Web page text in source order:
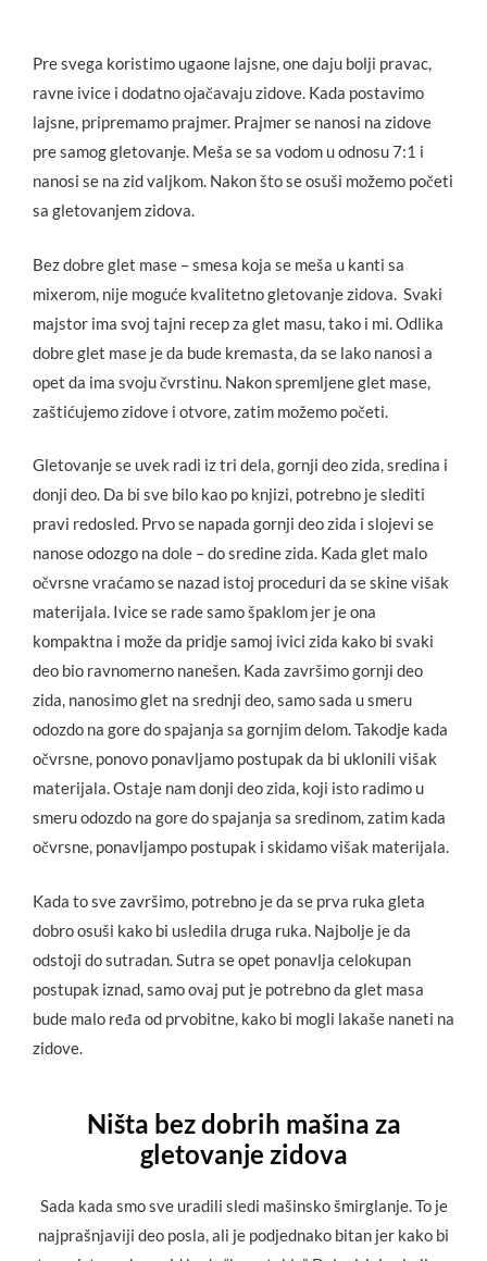
Pre svega koristimo ugaone lajsne, one daju bolji pravac,
ravne ivice i dodatno ojačavaju zidove. Kada postavimo
lajsne, pripremamo prajmer. Prajmer se nanosi na zidove
pre samog gletovanje. Meša se sa vodom u odnosu 7:1 i
nanosi se na zid valjkom. Nakon što se osuši možemo početi
sa gletovanjem zidova.
Bez dobre glet mase – smesa koja se meša u kanti sa
mixerom, nije moguće kvalitetno gletovanje zidova. Svaki
majstor ima svoj tajni recep za glet masu, tako i mi. Odlika
dobre glet mase je da bude kremasta, da se lako nanosi a
opet da ima svoju čvrstinu. Nakon spremljene glet mase,
zaštićujemo zidove i otvore, zatim možemo početi.
Gletovanje se uvek radi iz tri dela, gornji deo zida, sredina i
donji deo. Da bi sve bilo kao po knjizi, potrebno je slediti
pravi redosled. Prvo se napada gornji deo zida i slojevi se
nanose odozgo na dole – do sredine zida. Kada glet malo
očvrsne vraćamo se nazad istoj proceduri da se skine višak
materijala. Ivice se rade samo špaklom jer je ona
kompaktna i može da pridje samoj ivici zida kako bi svaki
deo bio ravnomerno nanešen. Kada završimo gornji deo
zida, nanosimo glet na srednji deo, samo sada u smeru
odozdo na gore do spajanja sa gornjim delom. Takodje kada
očvrsne, ponovo ponavljamo postupak da bi uklonili višak
materijala. Ostaje nam donji deo zida, koji isto radimo u
smeru odozdo na gore do spajanja sa sredinom, zatim kada
očvrsne, ponavljampo postupak i skidamo višak materijala.
Kada to sve završimo, potrebno je da se prva ruka gleta
dobro osuši kako bi usledila druga ruka. Najbolje je da
odstoji do sutradan. Sutra se opet ponavlja celokupan
postupak iznad, samo ovaj put je potrebno da glet masa
bude malo ređa od prvobitne, kako bi mogli lakaše naneti na
zidove.
Ništa bez dobrih mašina za
gletovanje zidova
Sada kada smo sve uradili sledi mašinsko šmirglanje. To je
najprašnjaviji deo posla, ali je podjednako bitan jer kako bi